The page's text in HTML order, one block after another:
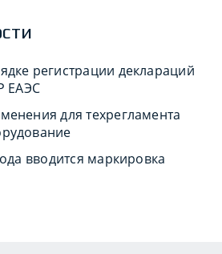
регистрации деклараций
ЕАЭС
для техрегламента
вводится маркировка